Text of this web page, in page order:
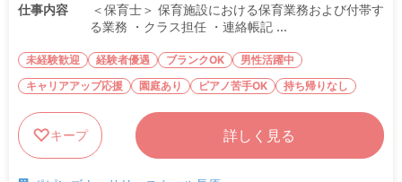
仕事内容
＜保育士＞ 保育施設における保育業務および付帯す
る業務 ・クラス担任 ・連絡帳記 ...
未経験歓迎 経験者優遇 ブランクOK
男性活躍中
キャリアアップ応援
園庭あり ピアノ苦手OK 持ち帰りなし
キープ 詳しく見る